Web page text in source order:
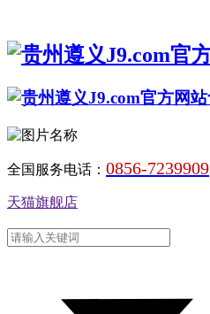
全国服务电话： 0856-7239909
天猫旗舰店